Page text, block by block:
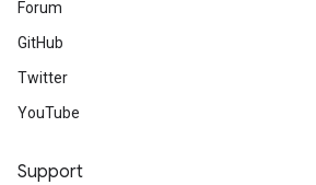
Forum
GitHub
Twitter
YouTube
Support